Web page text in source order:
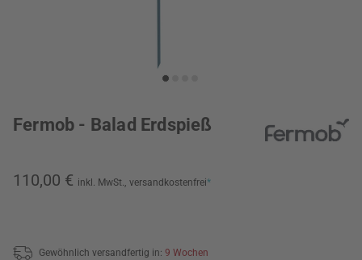
Fermob - Balad Erdspieß
110,00 € inkl. MwSt., versandkostenfrei*
Gewöhnlich versandfertig in: 9 Wochen